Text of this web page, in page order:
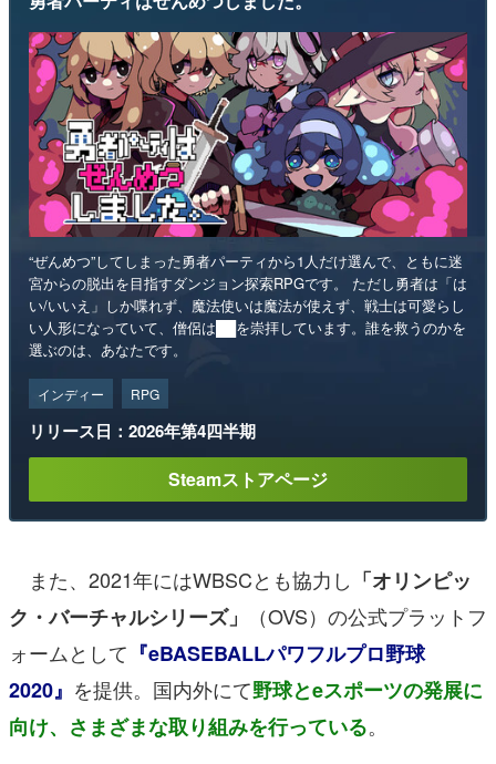
“ぜんめつ”してしまった勇者パーティから1人だけ選んで、ともに迷
宮からの脱出を目指すダンジョン探索RPGです。 ただし勇者は「は
い/いいえ」しか喋れず、魔法使いは魔法が使えず、戦士は可愛らし
い人形になっていて、僧侶は██を崇拝しています。誰を救うのかを
選ぶのは、あなたです。
インディー RPG
リリース日：2026年第4四半期
Steamストアページ
また、2021年にはWBSCとも協力し 「オリンピッ
ク・バーチャルシリーズ」
（OVS）の公式プラットフ
ォームとして 『eBASEBALLパワフルプロ野球
2020』 を提供。国内外にて野球とeスポーツの発展に
向け、さまざまな取り組みを行っている。